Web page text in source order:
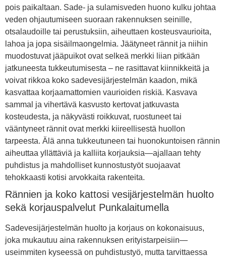
pois paikaltaan. Sade- ja sulamisveden huono kulku johtaa
veden ohjautumiseen suoraan rakennuksen seinille,
otsalaudoille tai perustuksiin, aiheuttaen kosteusvaurioita,
lahoa ja jopa sisäilmaongelmia. Jäätyneet rännit ja niihin
muodostuvat jääpuikot ovat selkeä merkki liian pitkään
jatkuneesta tukkeutumisesta – ne rasittavat kiinnikkeitä ja
voivat rikkoa koko sadevesijärjestelmän kaadon, mikä
kasvattaa korjaamattomien vaurioiden riskiä. Kasvava
sammal ja vihertävä kasvusto kertovat jatkuvasta
kosteudesta, ja näkyvästi roikkuvat, ruostuneet tai
vääntyneet rännit ovat merkki kiireellisestä huollon
tarpeesta. Älä anna tukkeutuneen tai huonokuntoisen rännin
aiheuttaa yllättäviä ja kalliita korjauksia—ajallaan tehty
puhdistus ja mahdolliset kunnostustyöt suojaavat
tehokkaasti kotisi arvokkaita rakenteita.
Rännien ja koko kattosi vesijärjestelmän huolto
sekä korjauspalvelut Punkalaitumella
Sadevesijärjestelmän huolto ja korjaus on kokonaisuus,
joka mukautuu aina rakennuksen erityistarpeisiin—
useimmiten kyseessä on puhdistustyö, mutta tarvittaessa